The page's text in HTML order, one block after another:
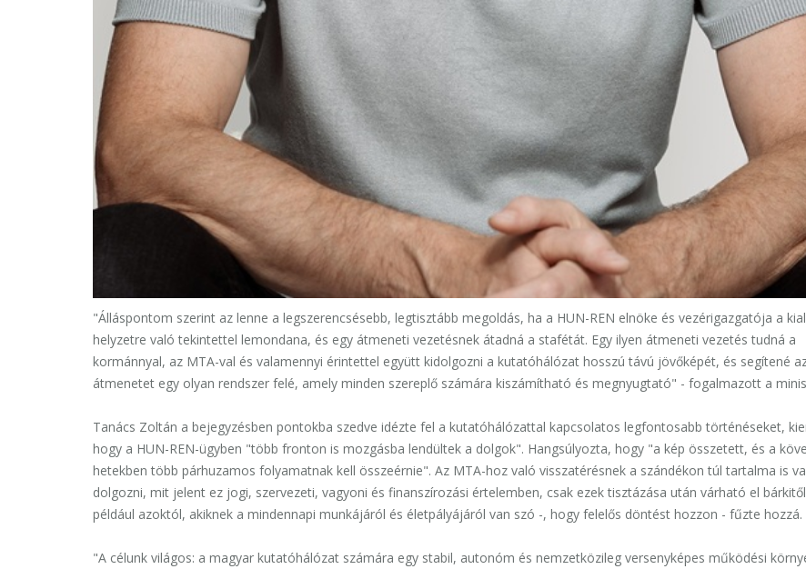
"Álláspontom szerint az lenne a legszerencsésebb, legtisztább megoldás, ha a HUN-REN elnöke és vezérigazgatója a
helyzetre való tekintettel lemondana, és egy átmeneti vezetésnek átadná a stafétát. Egy ilyen átmeneti vezetés tudná a
kormánnyal, az MTA-val és valamennyi érintettel együtt kidolgozni a kutatóhálózat hosszú távú jövőképét, és segítené
átmenetet egy olyan rendszer felé, amely minden szereplő számára kiszámítható és megnyugtató" - fogalmazott a
Tanács Zoltán a bejegyzésben pontokba szedve idézte fel a kutatóhálózattal kapcsolatos legfontosabb történéseket,
hogy a HUN-REN-ügyben "több fronton is mozgásba lendültek a dolgok". Hangsúlyozta, hogy "a kép összetett, és a
hetekben több párhuzamos folyamatnak kell összeérnie". Az MTA-hoz való visszatérésnek a szándékon túl tartalma is
dolgozni, mit jelent ez jogi, szervezeti, vagyoni és finanszírozási értelemben, csak ezek tisztázása után várható el
például azoktól, akiknek a mindennapi munkájáról és életpályájáról van szó -, hogy felelős döntést hozzon - fűzte hozzá.
"A célunk világos: a magyar kutatóhálózat számára egy stabil, autonóm és nemzetközileg versenyképes működési